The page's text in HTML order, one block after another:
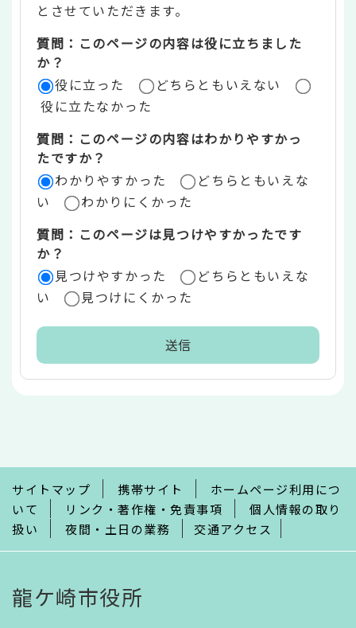
ツ
評
価
リ
ア
とさせていただきます。
質問：このページの内容は役に立ちました
か？
役に立った
どちらともいえない
役に立たなかった
質問：このページの内容はわかりやすかっ
たですか？
わかりやすかった
どちらともいえな
い
わかりにくかった
質問：このページは見つけやすかったです
か？
見つけやすかった
どちらともいえな
い
見つけにくかった
で
サイトマップ 携帯サイト
ホームページ利用につ
いて
リンク・著作権・免責事項
個人情報の取り
扱い
夜間・土日の業務 交通アクセス
龍ケ崎市役所